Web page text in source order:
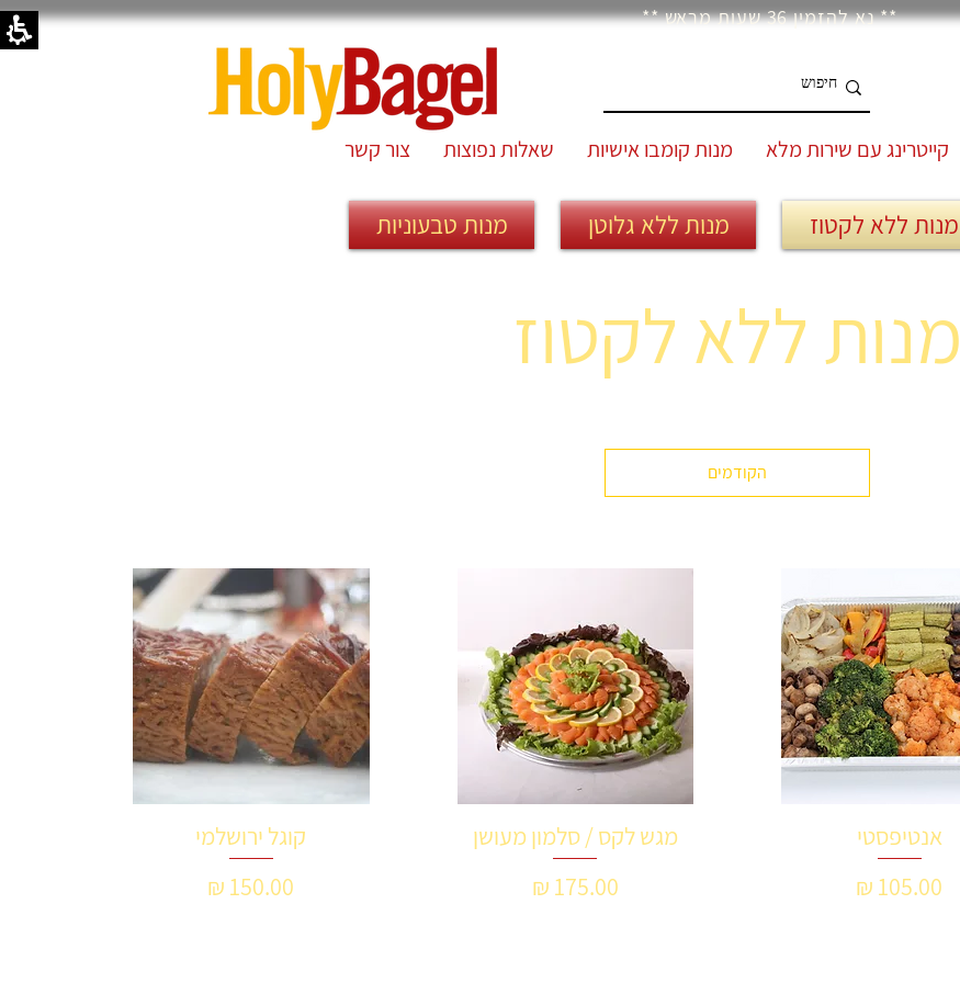
** נא להזמין 36 שעות מראש **
קייטרינג עם שירות מלא מנות קומבו אישיות שאלות נפוצות צור קשר
מנות טבעוניות מנות ללא גלוטן מנות ללא לקטוז
מנות ללא לקטוז
הקודמים
תצוגה מהירה
אנטיפסטי
מחיר
תצוגה מהירה
מגש לקס / סלמון מעושן
מחיר
תצוגה מהירה
קוגל ירושלמי
מחיר